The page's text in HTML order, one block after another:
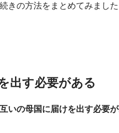
きの方法をまとめてみました
出す必要がある
いの母国に届けを出す必要が